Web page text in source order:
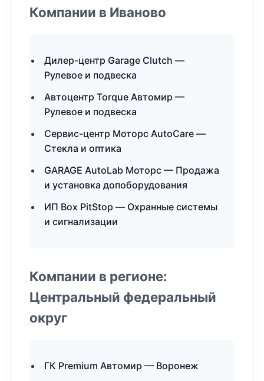
Компании в Иваново
Дилер-центр Garage Clutch —
Рулевое и подвеска
Автоцентр Torque Автомир —
Рулевое и подвеска
Сервис-центр Моторс AutoCare —
Стекла и оптика
GARAGE AutoLab Моторс — Продажа
и установка допоборудования
ИП Box PitStop — Охранные системы
и сигнализации
Компании в регионе:
Центральный федеральный
округ
ГК Premium Автомир — Воронеж